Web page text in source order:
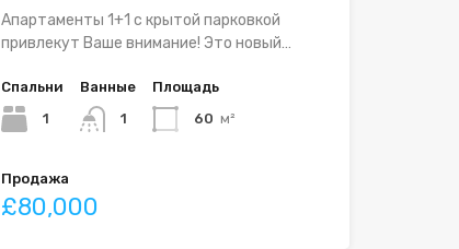
Апартаменты 1+1 с крытой парковкой
привлекут Ваше внимание! Это новый…
Спальни
1
Ванные
1
Площадь
60 м²
Продажа
£80,000